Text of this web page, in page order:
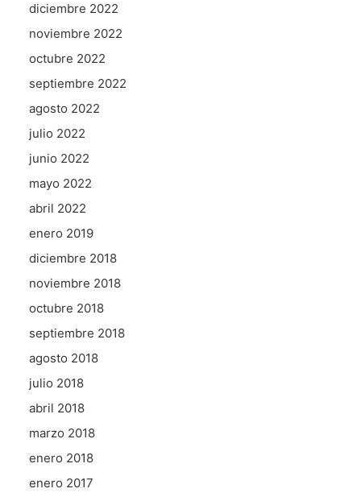
diciembre 2022
noviembre 2022
octubre 2022
septiembre 2022
agosto 2022
julio 2022
junio 2022
mayo 2022
abril 2022
enero 2019
diciembre 2018
noviembre 2018
octubre 2018
septiembre 2018
agosto 2018
julio 2018
abril 2018
marzo 2018
enero 2018
enero 2017